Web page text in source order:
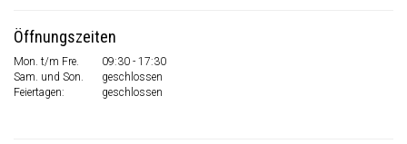
Öffnungszeiten
Mon. t/m Fre.
09:30 - 17:30
Sam. und Son.
geschlossen
Feiertagen:
geschlossen